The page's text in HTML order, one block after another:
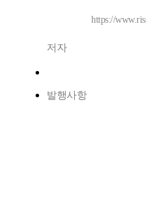
https://
저자
발행사항